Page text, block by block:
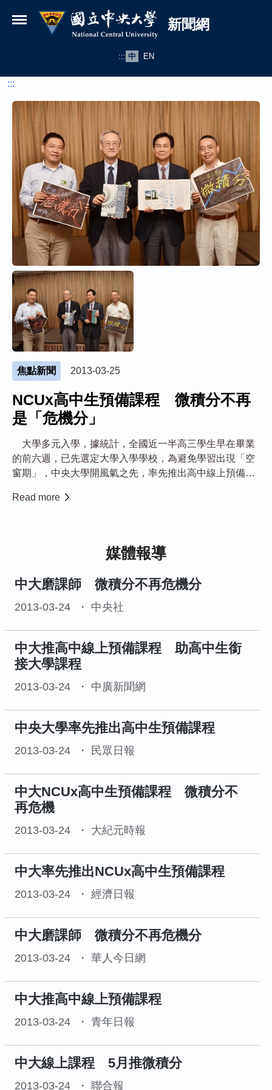
國立中央大學新聞網
新聞網
::: 中 EN
:::
焦點新聞 2013-03-25
NCUx高中生預備課程 微積分不再
是「危機分」
大學多元入學，據統計，全國近一半高三學生早在畢業
的前六週，已先選定大學入學學校，為避免學習出現「空
窗期」，中央大學開風氣之先，率先推出高中線上預備課
考試認證，即可抵免一個學分，輕鬆搞定許多大學生頭痛
Read more
媒體報導
中大磨課師 微積分不再危機分
2013-03-24 中央社
中大推高中線上預備課程 助高中生銜
接大學課程
2013-03-24 中廣新聞網
中央大學率先推出高中生預備課程
2013-03-24 民眾日報
中大NCUx高中生預備課程 微積分不
再危機
2013-03-24 大紀元時報
中大率先推出NCUx高中生預備課程
2013-03-24 經濟日報
中大磨課師 微積分不再危機分
2013-03-24 華人今日網
中大推高中線上預備課程
2013-03-24 青年日報
中大線上課程 5月推微積分
2013-03-24 聯合報